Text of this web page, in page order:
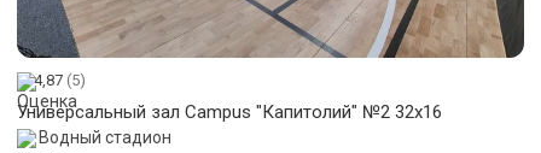
4,87 (5)
Универсальный зал Campus "Капитолий" №2 32x16
Водный стадион